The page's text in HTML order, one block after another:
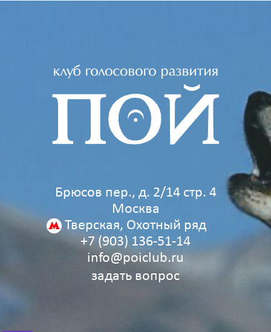
Брюсов пер., д. 2/14 стр. 4
Москва
Тверская, Охотный ряд
+7 (903) 136‑51‑14
info@poiclub.ru
задать вопрос